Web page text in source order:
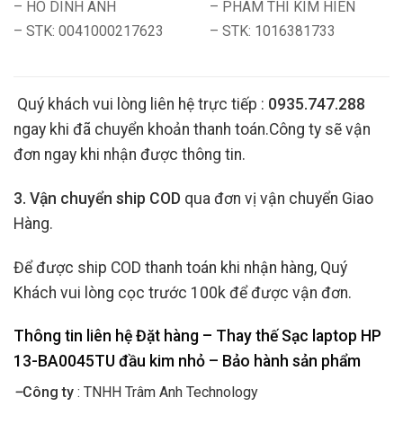
– HO DINH ANH
– STK: 0041000217623
– PHAM THI KIM HIEN
– STK: 1016381733
Quý khách vui lòng liên hệ trực tiếp : 0935.747.288
ngay khi đã chuyển khoản thanh toán.Công ty sẽ vận
đơn ngay khi nhận được thông tin.
3. Vận chuyển ship COD qua đơn vị vận chuyển Giao
Hàng.
Để được ship COD thanh toán khi nhận hàng, Quý
Khách vui lòng cọc trước 100k để được vận đơn.
Thông tin liên hệ Đặt hàng – Thay thế Sạc laptop HP
13-BA0045TU đầu kim nhỏ – Bảo hành sản phẩm
–Công ty : TNHH Trâm Anh Technology